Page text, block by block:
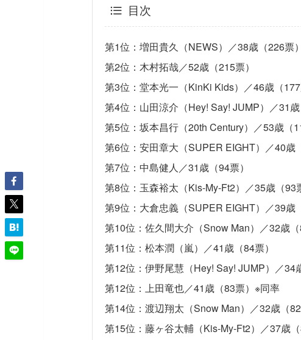
目次
第1位：増田貴久（NEWS）／38歳（226票）
第2位：木村拓哉／52歳（215票）
第3位：堂本光一（KinKi Kids）／46歳（177
第4位：山田涼介（Hey! Say! JUMP）／31歳
第5位：坂本昌行（20th Century）／53歳（
第6位：安田章大（SUPER EIGHT）／40歳
第7位：中島健人／31歳（94票）
第8位：玉森裕太（Kis-My-Ft2）／35歳（93
第9位：大倉忠義（SUPER EIGHT）／39歳
第10位：佐久間大介（Snow Man）／32歳（
第11位：松本潤（嵐）／41歳（84票）
第12位：伊野尾慧（Hey! Say! JUMP）／34
第12位：上田竜也／41歳（83票）※同率
第14位：渡辺翔太（Snow Man）／32歳（82
第15位：藤ヶ谷太輔（Kis-My-Ft2）／37歳（